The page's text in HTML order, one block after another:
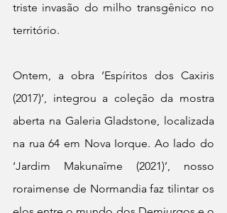
triste invasão do milho transgênico no
território.
Ontem, a obra ‘Espíritos dos Caxiris
(2017)’, integrou a coleção da mostra
aberta na Galeria Gladstone, localizada
na rua 64 em Nova Iorque. Ao lado do
‘Jardim Makunaîme (2021)’, nosso
roraimense de Normandia faz tilintar os